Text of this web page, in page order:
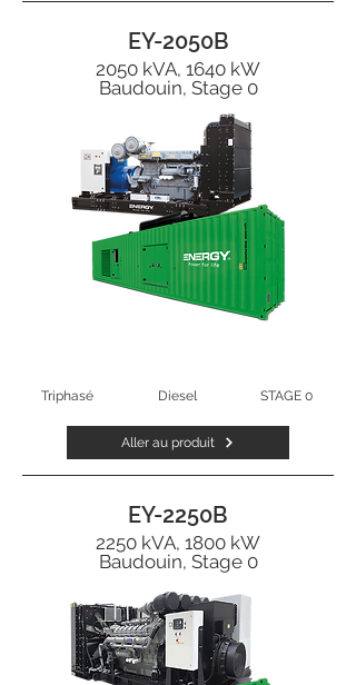
EY-2050B
2050 kVA, 1640 kW
Baudouin, Stage 0
Triphasé Diesel STAGE 0
Aller au produit
EY-2250B
2250 kVA, 1800 kW
Baudouin, Stage 0